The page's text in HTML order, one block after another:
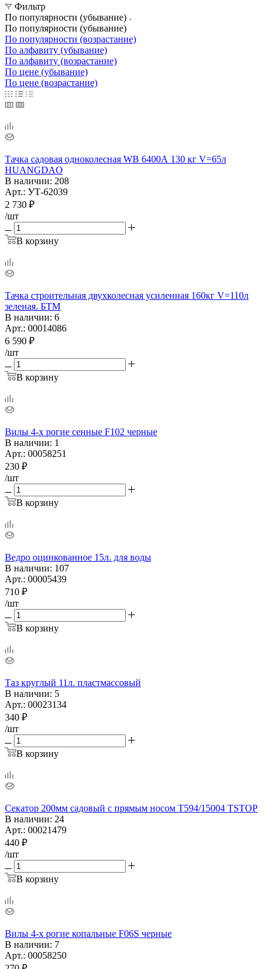
Фильтр
По популярности (убывание)
По популярности (убывание)
По популярности (возрастание)
По алфавиту (убывание)
По алфавиту (возрастание)
По цене (убывание)
По цене (возрастание)
Тачка садовая одноколесная WB 6400А 130 кг V=65л
HUANGDAO
В наличии: 208
Арт.: УТ-62039
2 730 ₽
/шт
В корзину
Тачка строительная двухколесная усиленная 160кг V=110л
зеленая. БТМ
В наличии: 6
Арт.: 00014086
6 590 ₽
/шт
В корзину
Вилы 4-х рогие сенные F102 черные
В наличии: 1
Арт.: 00058251
230 ₽
/шт
В корзину
Ведро оцинкованное 15л. для воды
В наличии: 107
Арт.: 00005439
710 ₽
/шт
В корзину
Таз круглый 11л. пластмассовый
В наличии: 5
Арт.: 00023134
340 ₽
/шт
В корзину
Секатор 200мм садовый с прямым носом T594/15004 TSTOP
В наличии: 24
Арт.: 00021479
440 ₽
/шт
В корзину
Вилы 4-х рогие копальные F06S черные
В наличии: 7
Арт.: 00058250